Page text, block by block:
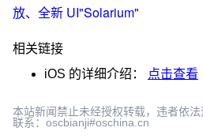
放、全新 UI"Solarium"
相关链接
iOS 的详细介绍： 点击查看
本站新闻禁止未经授权转载，违者依
联系：oscbianji#oschina.cn